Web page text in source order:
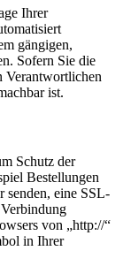
Ihrer
gängigen,
Sofern Sie die
Verantwortlichen
ist.
Schutz der
Bestellungen
senden, eine SSL-
von „http://“
in Ihrer